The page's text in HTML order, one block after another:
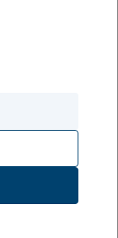
w upadłości 85-